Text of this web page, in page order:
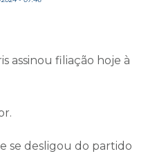
assinou filiação hoje à
se desligou do partido